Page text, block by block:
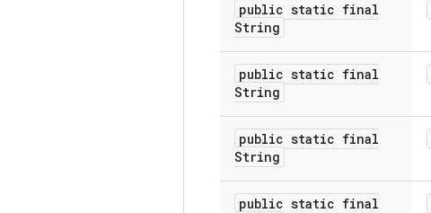
public static final
String
public static final
String
public static final
String
public static final